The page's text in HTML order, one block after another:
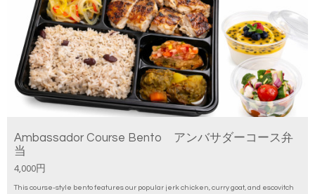
Ambassador Course Bento アンバサダーコース弁
当
4,000円
This course-style bento features our popular jerk chicken, curry goat, and escovitch